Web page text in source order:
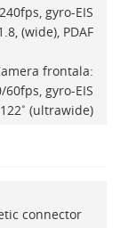
gyro-EIS
(wide), PDAF
frontala:
60fps, gyro-EIS
(ultrawide)
connector